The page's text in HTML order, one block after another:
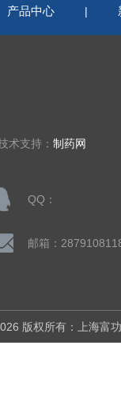
产品中心 |
术支持： 制药网
QQ：
邮箱：
版权所有：上海富